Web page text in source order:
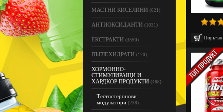
МАСТНИ КИСЕЛИНИ (621)
АНТИОКСИДАНТИ (1031)
ЕКСТРАКТИ (3590)
ВЪГЛЕХИДРАТИ (120)
ХОРМОННО-
СТИМУЛИРАЩИ И
ХАРДКОР ПРОДУКТИ (468)
Тестостеронови
модулатори (238)
Поръчан